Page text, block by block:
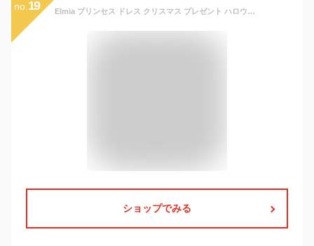
no. 19 Elmia プリンセス ドレス クリスマス プレゼント ハロウィン 仮装 子供 ドレス キッズ コスチュームドレス クリスマス プレゼント コスチューム 衣装 なりきり 豪華 付属品 アクセサリー 7点セット(ティアラ スティック ネックレス イヤリング ブレスレット リング 手袋）付 (パープル（7点セット）, 110)
ショップでみる